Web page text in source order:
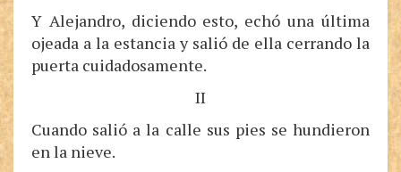
Y Alejandro, diciendo esto, echó una última
ojeada a la estancia y salió de ella cerrando la
puerta cuidadosamente.
II
Cuando salió a la calle sus pies se hundieron
en la nieve.